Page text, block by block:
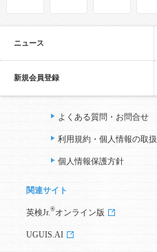
ニュース
新規会員登録
よくある質問・お問合せ
利用規約・個人情報の取扱
個人情報保護方針
関連サイト
英検Jr. ®オンライン版
UGUIS.AI